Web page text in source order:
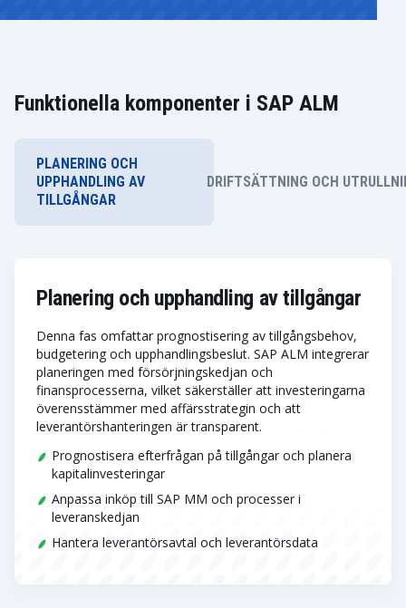
Funktionella komponenter i SAP ALM
PLANERING OCH
UPPHANDLING AV
TILLGÅNGAR
DRIFTSÄTTNING OCH
Planering och upphandling av tillgångar
Denna fas omfattar prognostisering av tillgångsbehov,
budgetering och upphandlingsbeslut. SAP ALM integrerar
planeringen med försörjningskedjan och
finansprocesserna, vilket säkerställer att investeringarna
överensstämmer med affärsstrategin och att
leverantörshanteringen är transparent.
Prognostisera efterfrågan på tillgångar och planera
kapitalinvesteringar
Anpassa inköp till SAP MM och processer i
leveranskedjan
Hantera leverantörsavtal och leverantörsdata